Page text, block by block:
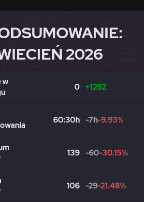
2026
w
0 +1252
60:30h -7h-9.93%
139 -60-30.15%
106 -29-21.48%